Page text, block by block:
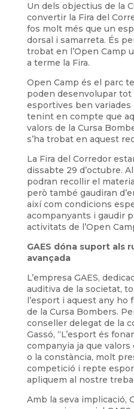
Un dels objectius de la
convertir la Fira del
fos molt més que un
dorsal i samarreta. És
trobat en l’Open Camp
a terme la Fira.
Open Camp és el parc
poden desenvolupar tot
esportives ben
tenint en compte que
valors de la Cursa
s’ha trobat en aquest
La Fira del Corredor
dissabte 29 d’octubre.
podran recollir el
però també gaudiran
així com condicions
acompanyants i gaudir
activitats de l’Open
GAES dóna suport als
avançada
L’empresa GAES,
auditiva de la societat,
l’esport i aquest any
de la Cursa Bombers.
conseller delegat de la
Gassó, “L’esport és
companyia ja que valors
o la constància, molt
competició i repte
apliquem al nostre
Amb la seva implicació,